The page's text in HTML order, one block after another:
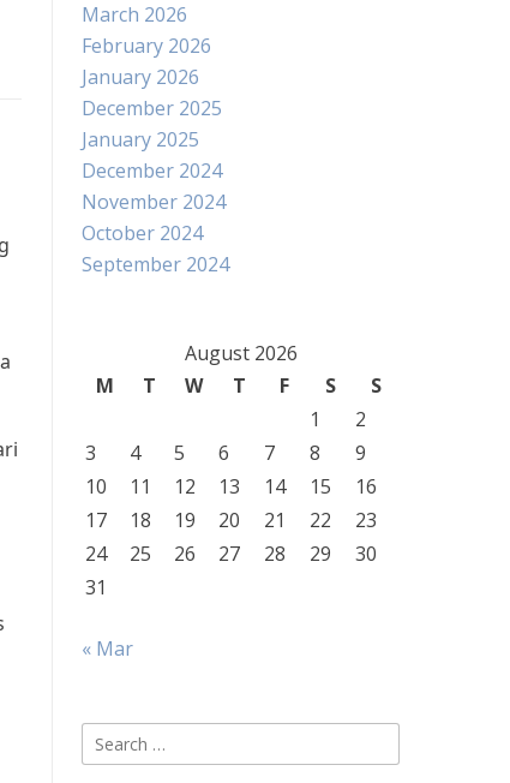
March 2026
February 2026
January 2026
December 2025
January 2025
December 2024
November 2024
October 2024
September 2024
August 2026
M
T W T F S
S
1
2
3
4 5 6 7 8
9
10
11 12 13 14 15
16
17
18 19 20 21 22
23
24
25 26 27 28 29
30
31
« Mar
Search
for: